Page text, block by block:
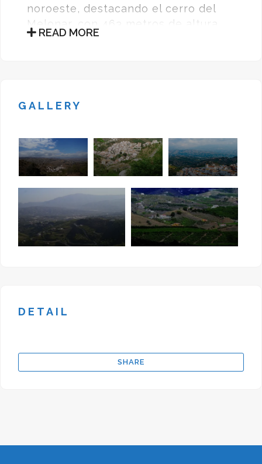
noroeste, destacando el cerro del
Melonar, con 463 metros de altura,
que linda con el municipio de Vêlez-
abastece de los numerosos arroyos
La Noria y la Cañada de los Campos.
La Fuente Noguera, o Moguera, es la
más importante de los siete
caudales que tiene el pueblo y se
encuentra a unos 400 metros a la
salida oeste del pueblo.
READ MORE
GALLERY
DETAIL
SHARE